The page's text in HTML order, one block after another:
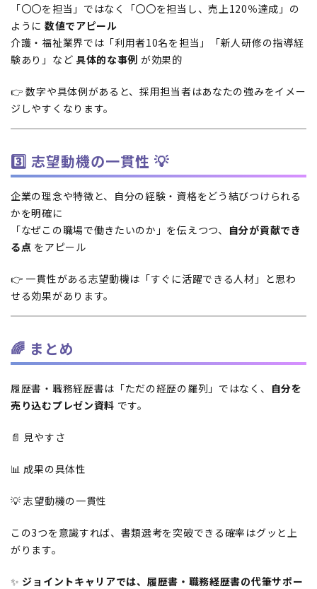
「〇〇を担当」ではなく「〇〇を担当し、売上120％達成」の
ように 数値でアピール
介護・福祉業界では「利用者10名を担当」「新人研修の指導経
験あり」など 具体的な事例 が効果的
👉 数字や具体例があると、採用担当者はあなたの強みをイメー
ジしやすくなります。
3️⃣ 志望動機の一貫性 💡
企業の理念や特徴と、自分の経験・資格をどう結びつけられる
かを明確に
「なぜこの職場で働きたいのか」を伝えつつ、
自分が貢献でき
る点 をアピール
👉 一貫性がある志望動機は「すぐに活躍できる人材」と思わ
せる効果があります。
🌈 まとめ
履歴書・職務経歴書は「ただの経歴の羅列」ではなく、
自分を
売り込むプレゼン資料 です。
📄 見やすさ
📊 成果の具体性
💡 志望動機の一貫性
この3つを意識すれば、書類選考を突破できる確率はグッと上
がります。
✨ ジョイントキャリアでは、履歴書・職務経歴書の代筆サポー